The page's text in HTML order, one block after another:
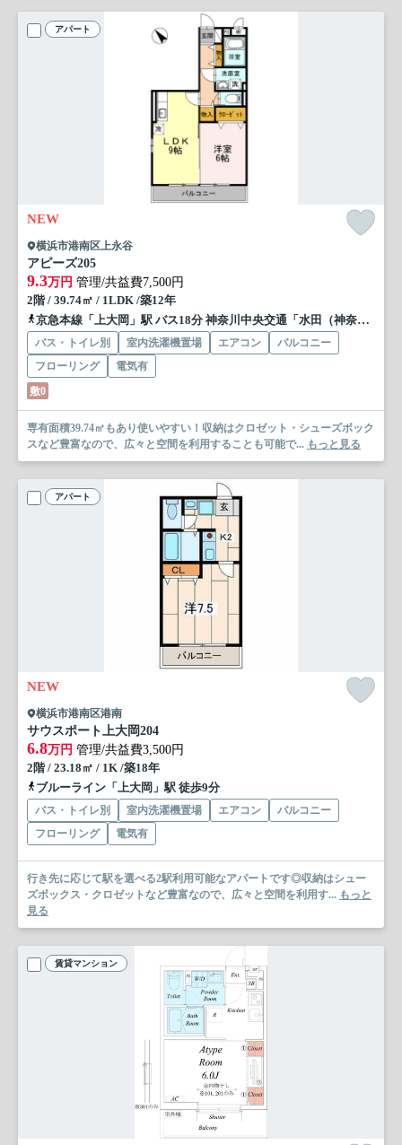
アパート
NEW
横浜市港南区上永谷
アピーズ205
9.3万円 管理/共益費7,500円
2階 / 39.74㎡ / 1LDK /築12年
京急本線「上大岡」駅 バス18分 神奈川中央交通「水田（神奈川県）」 停歩1分
バス・トイレ別 室内洗濯機置場 エアコン
バルコニー
フローリング
電気有
敷0
専有面積39.74㎡もあり使いやすい！収納はクロゼット・シューズボック
スなど豊富なので、広々と空間を利用することも可能で... もっと見る
アパート
NEW
横浜市港南区港南
サウスポート上大岡204
6.8万円 管理/共益費3,500円
2階 / 23.18㎡ / 1K /築18年
ブルーライン「上大岡」駅 徒歩9分
バス・トイレ別 室内洗濯機置場 エアコン
バルコニー
フローリング
電気有
行き先に応じて駅を選べる2駅利用可能なアパートです◎収納はシュー
ズボックス・クロゼットなど豊富なので、広々と空間を利用す... もっと
見る
賃貸マンション